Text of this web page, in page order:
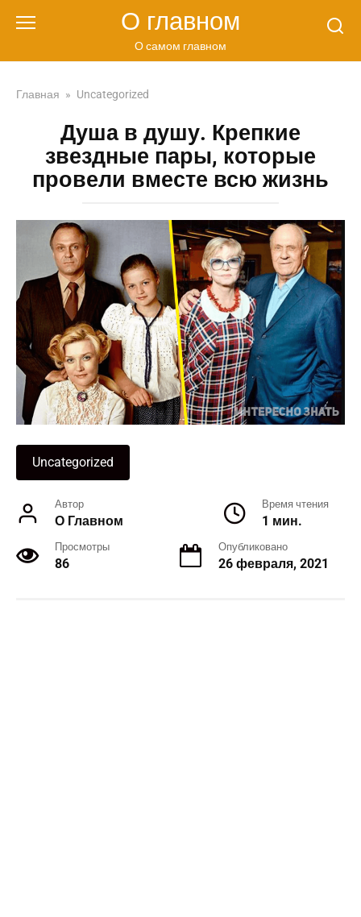
О главном
О самом главном
Главная » Uncategorized
Душа в душу. Крепкие
звездные пары, которые
провели вместе всю жизнь
Uncategorized
Автор
О Главном
Время чтения
1 мин.
Просмотры
86
Опубликовано
26 февраля, 2021